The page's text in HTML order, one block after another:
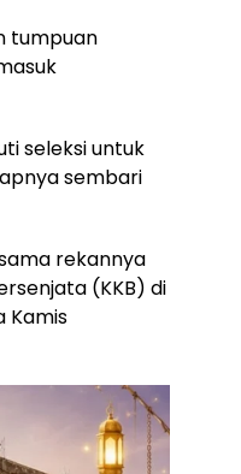
tumpuan
seleksi untuk
sembari
rekannya
(KKB) di
Kamis